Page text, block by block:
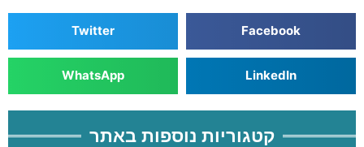
Facebook
Twitter
LinkedIn
WhatsApp
קטגוריות נוספות באתר